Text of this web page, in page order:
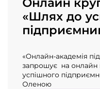
«Шлях до
«Онлайн-академія
запрошує на онлайн
успішного
Оленою